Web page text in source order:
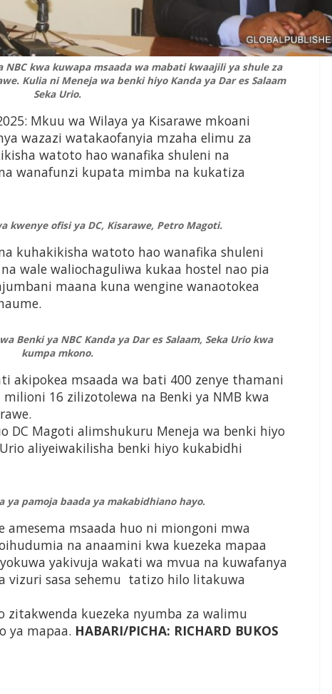
NBC kwa kuwapa msaada wa mabati kwaajili ya shule za
Kulia ni Meneja wa benki hiyo Kanda ya Dar es Salaam
Seka Urio.
Mkuu wa Wilaya ya Kisarawe mkoani
wazazi watakaofanyia mzaha elimu za
watoto hao wanafika shuleni na
wanafunzi kupata mimba na kukatiza
kwenye ofisi ya DC, Kisarawe, Petro Magoti.
kuhakikisha watoto hao wanafika shuleni
wale waliochaguliwa kukaa hostel nao pia
maana kuna wengine wanaotokea
Benki ya NBC Kanda ya Dar es Salaam, Seka Urio kwa
kumpa mkono.
akipokea msaada wa bati 400 zenye thamani
16 zilizotolewa na Benki ya NMB kwa
DC Magoti alimshukuru Meneja wa benki hiyo
Urio aliyeiwakilisha benki hiyo kukabidhi
ya pamoja baada ya makabidhiano hayo.
amesema msaada huo ni miongoni mwa
na anaamini kwa kuezeka mapaa
yakivuja wakati wa mvua na kuwafanya
vizuri sasa sehemu tatizo hilo litakuwa
zitakwenda kuezeka nyumba za walimu
ya mapaa. HABARI/PICHA: RICHARD BUKOS